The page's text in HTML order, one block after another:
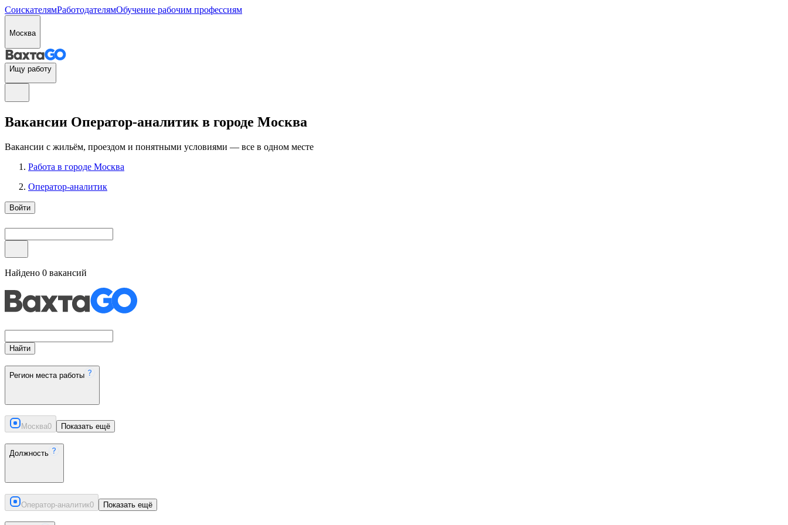
СоискателямРаботодателямОбучение рабочим профессиям
Москва
Ищу работу
Вакансии Оператор-аналитик в городе Москва
Вакансии с жильём, проездом и понятными условиями — все в одном месте
Работа в городе Москва
Оператор-аналитик
Войти
Найдено 0 вакансий
Найти
Регион места работы
Москва0 Показать ещё
Должность
Оператор-аналитик0 Показать ещё